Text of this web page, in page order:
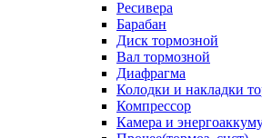
Ресивера
Барабан
Диск тормозной
Вал тормозной
Диафрагма
Колодки и накладки
Компрессор
Камера и